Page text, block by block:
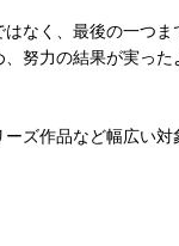
なく、最後の一つま
、努力の結果が実っ
ズ作品など幅広い